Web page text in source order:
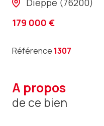
Dieppe (76200)
179 000 €
Référence 1307
a propos
de ce bien